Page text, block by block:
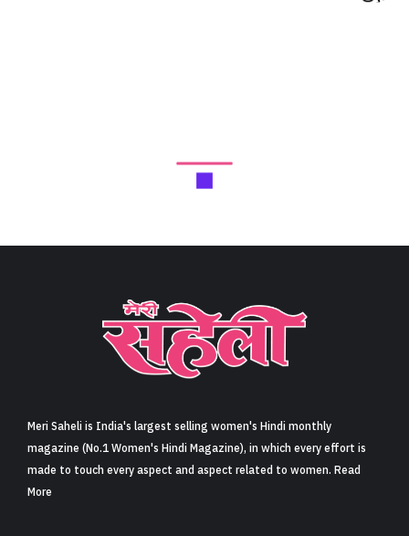
Meri Saheli is India's largest selling women's Hindi monthly
magazine (No.1 Women's Hindi Magazine), in which every effort is
made to touch every aspect and aspect related to women. Read
More